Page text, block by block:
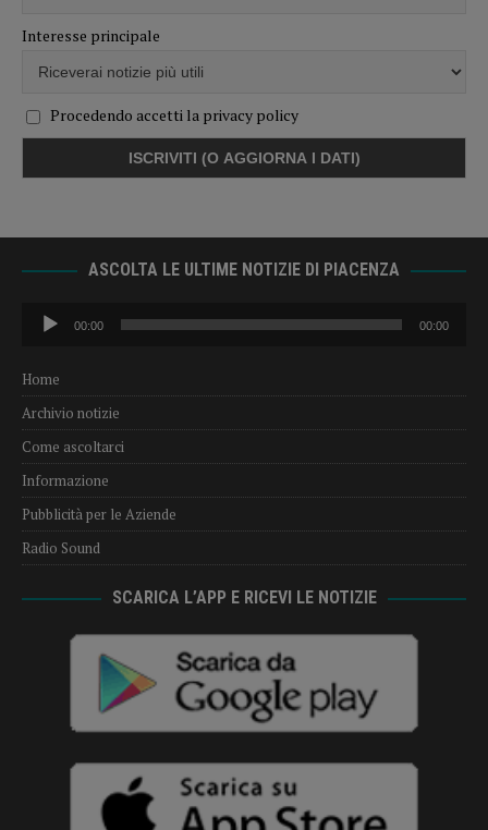
Interesse principale
Procedendo accetti la privacy policy
ASCOLTA LE ULTIME NOTIZIE DI PIACENZA
Audio
Player
00:00 00:00
Home
Archivio notizie
Come ascoltarci
Informazione
Pubblicità per le Aziende
Radio Sound
SCARICA L’APP E RICEVI LE NOTIZIE